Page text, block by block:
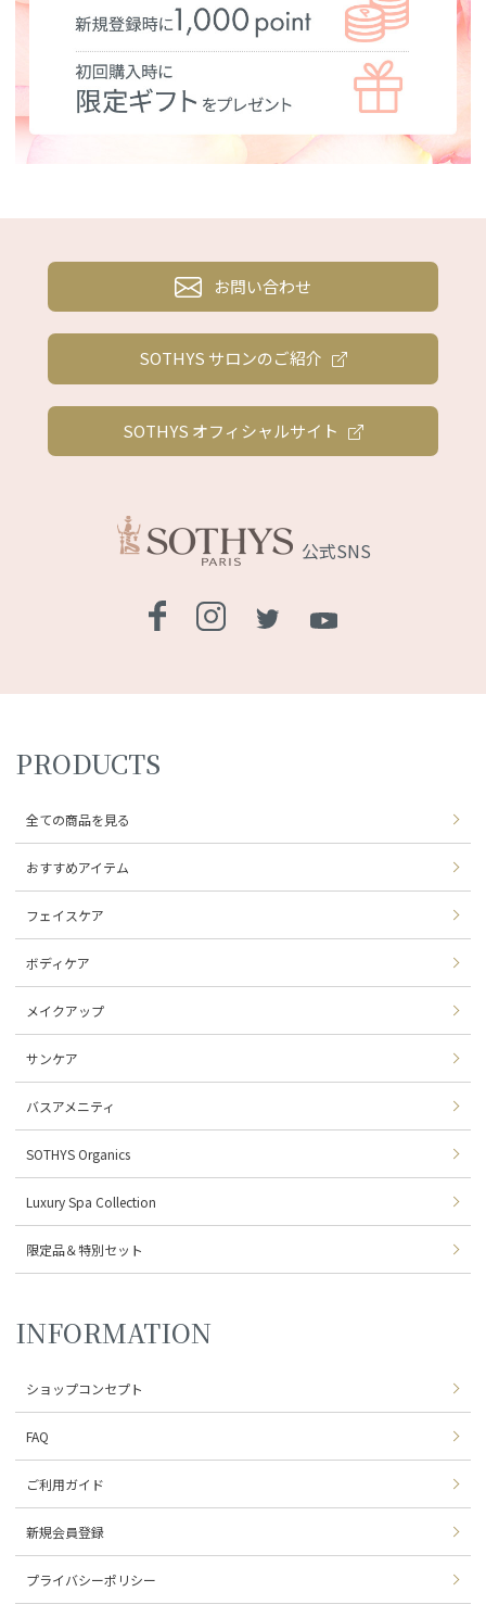
お問い合わせ
SOTHYS サロンのご紹介
SOTHYS オフィシャルサイト
公式SNS
PRODUCTS
全ての商品を見る
おすすめアイテム
フェイスケア
ボディケア
メイクアップ
サンケア
バスアメニティ
SOTHYS Organics
Luxury Spa Collection
限定品＆特別セット
INFORMATION
ショップコンセプト
FAQ
ご利用ガイド
新規会員登録
プライバシーポリシー